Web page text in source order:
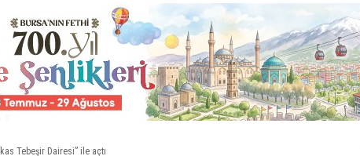
Tebeşir Dairesi” ile açtı